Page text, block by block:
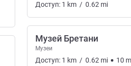
Доступ: 1 km / 0.62 mi
Музей Бретани
Музеи
Доступ: 1 km / 0.62 mi 10